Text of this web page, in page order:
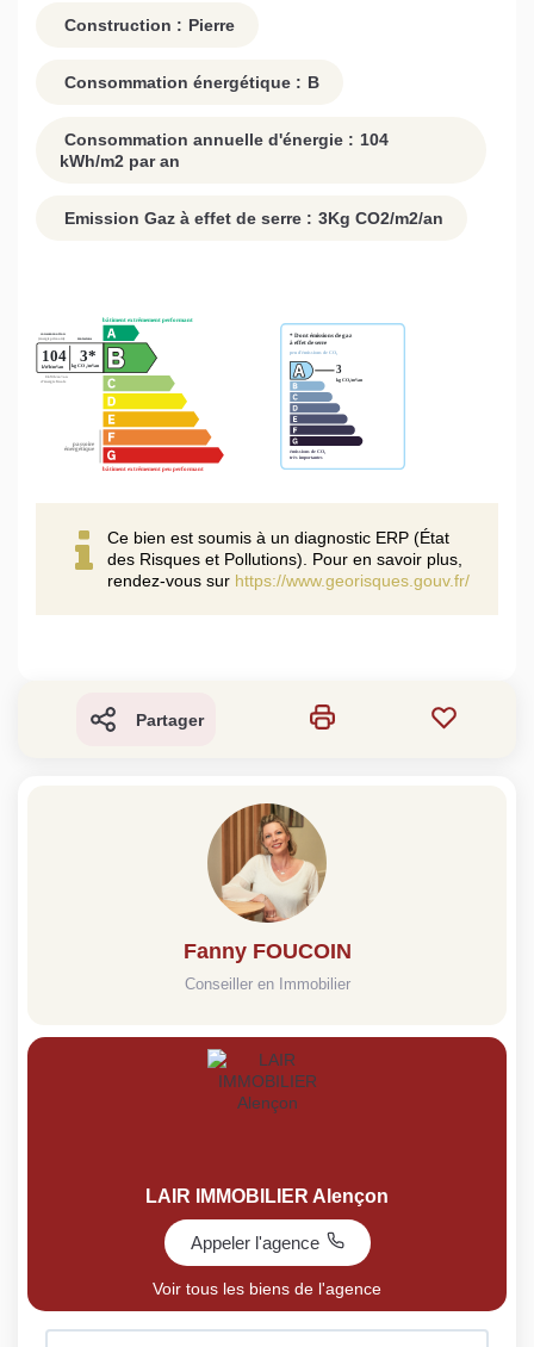
Construction : Pierre
Consommation énergétique : B
Consommation annuelle d'énergie : 104
kWh/m2 par an
Emission Gaz à effet de serre : 3Kg CO2/m2/an
Ce bien est soumis à un diagnostic ERP (État
des Risques et Pollutions). Pour en savoir plus,
rendez-vous sur https://www.georisques.gouv.fr/
Partager
Fanny FOUCOIN
Conseiller en Immobilier
LAIR IMMOBILIER Alençon
Appeler l'agence
Voir tous les biens de l'agence